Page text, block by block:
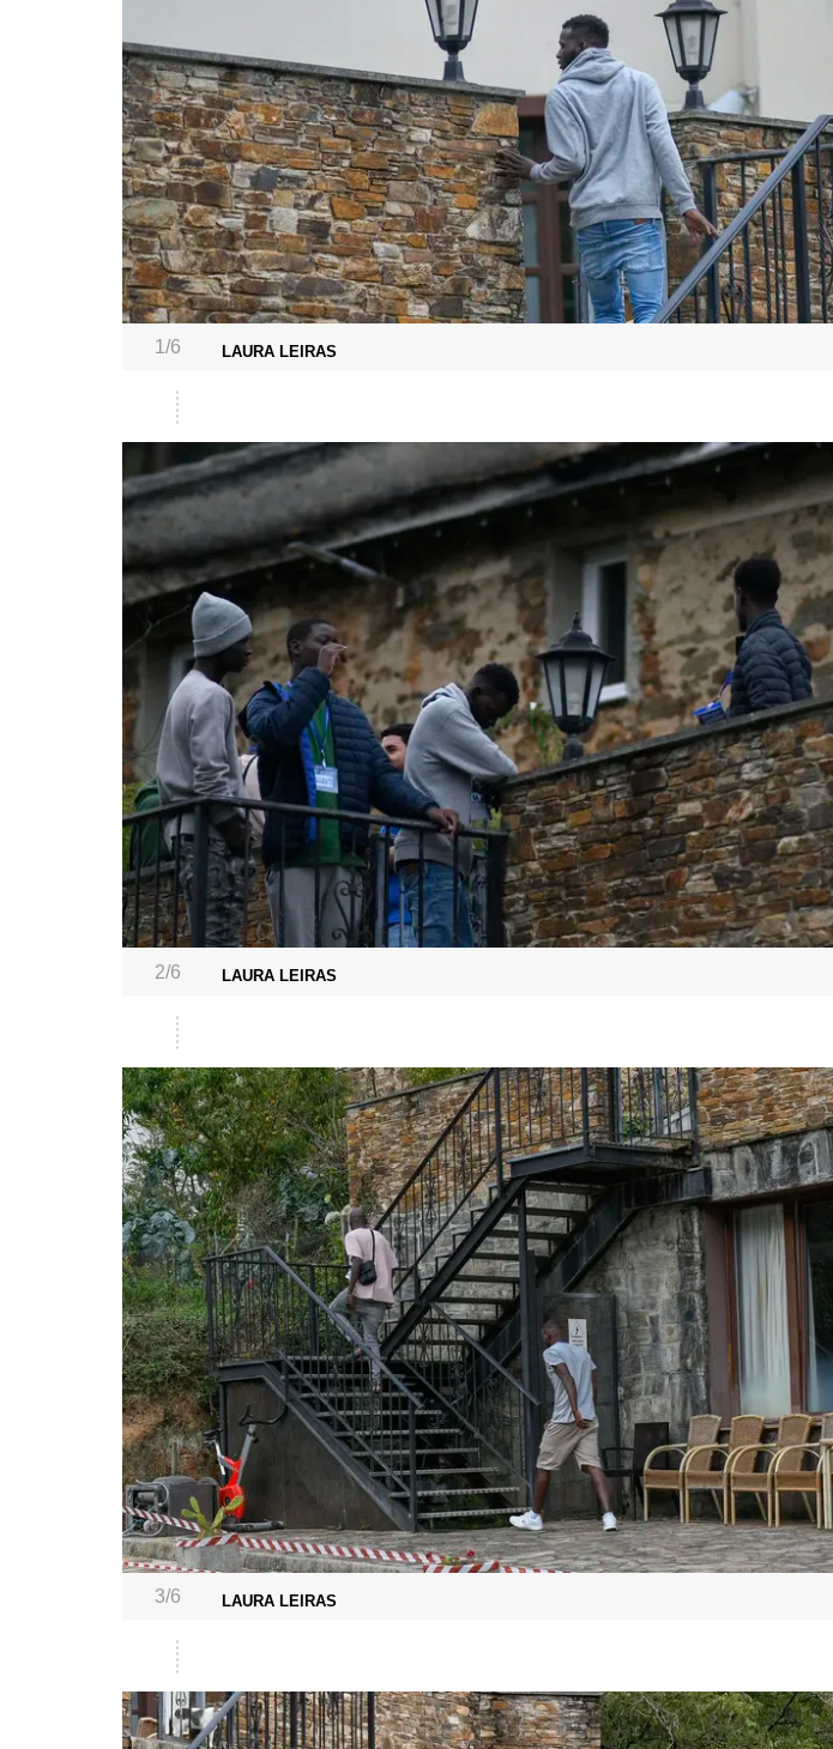
1/6 LAURA LEIRAS
2/6 LAURA LEIRAS
3/6 LAURA LEIRAS